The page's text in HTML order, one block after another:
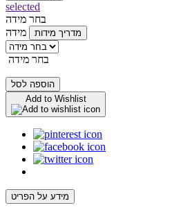
selected
בחר מידה
מידה
מדריך מידות
בחר מידה
הוספה לסל
Add to Wishlist
מידע על הפריט